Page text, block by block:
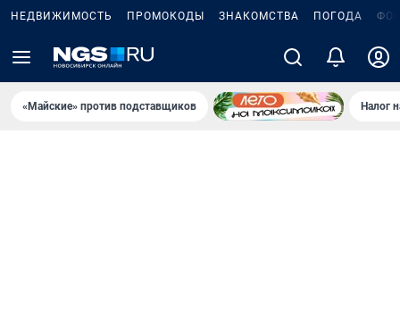
НЕДВИЖИМОСТЬ ПРОМОКОДЫ ЗНАКОМСТВА ПОГОДА
«Майские» против подставщиков Налог